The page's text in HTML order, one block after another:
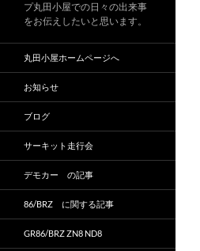
プ丸田小屋での日々の出来事
をお伝えしたいと思います。
丸田小屋ホームページへ
お知らせ
ブログ
サーキット走行会
デモカー の記事
86/BRZ に関する記事
GR86/BRZ ZN8 ND8